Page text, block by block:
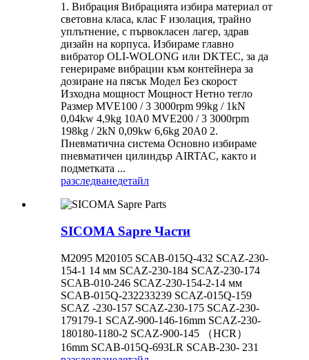
1. Вибрация Вибрацията избира материал от
световна класа, клас F изолация, трайно
уплътнение, с първокласен лагер, здрав
дизайн на корпуса. Избираме главно
вибратор OLI-WOLONG или DKTEC, за да
генерираме вибрации към контейнера за
дозиране на пясък Модел Без скорост
Изходна мощност Мощност Нетно тегло
Размер MVE100 / 3 3000rpm 99kg / 1kN
0,04kw 4,9kg 10A0 MVE200 / 3 3000rpm
198kg / 2kN 0,09kw 6,6kg 20A0 2.
Пневматична система Основно избираме
пневматичен цилиндър AIRTAC, както и
подметката ...
разследванедетайл
SICOMA Sapre Части
M2095 M20105 SCAB-015Q-432 SCAZ-230-
154-1 14 мм SCAZ-230-184 SCAZ-230-174
SCAB-010-246 SCAZ-230-154-2-14 мм
SCAB-015Q-232233239 SCAZ-015Q-159
SCAZ -230-157 SCAZ-230-175 SCAZ-230-
179179-1 SCAZ-900-146-16mm SCAZ-230-
180180-1180-2 SCAZ-900-145 （HCR）
16mm SCAB-015Q-693LR SCAB-230- 231